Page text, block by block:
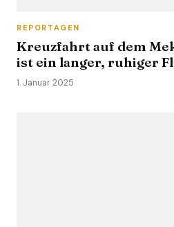
REPORTAGEN
Kreuzfahrt auf dem
ist ein langer, ruhiger
1. Januar 2025